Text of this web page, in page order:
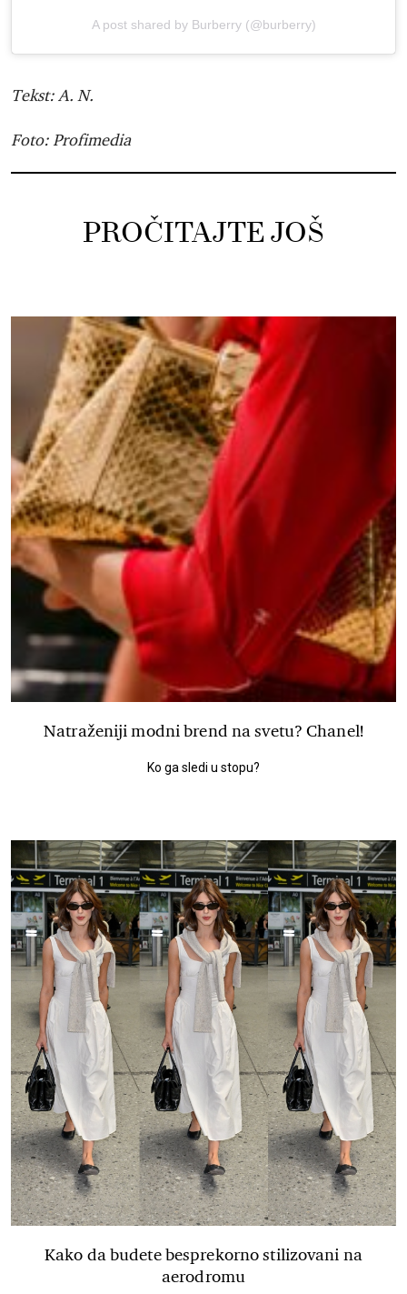
A post shared by Burberry (@burberry)
Tekst: A. N.
Foto: Profimedia
PROČITAJTE JOŠ
Natraženiji modni brend na svetu? Chanel!
Ko ga sledi u stopu?
Kako da budete besprekorno stilizovani na
aerodromu